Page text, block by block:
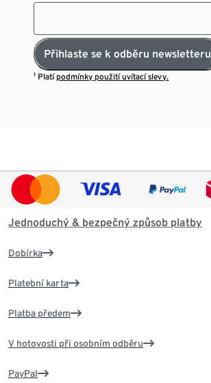
Přihlaste se k odběru newsletteru
¹ Platí podmínky použití uvítací slevy.
Jednoduchý & bezpečný způsob platby
Dobírka
Platební karta
Platba předem
V hotovosti při osobním odběru
PayPal